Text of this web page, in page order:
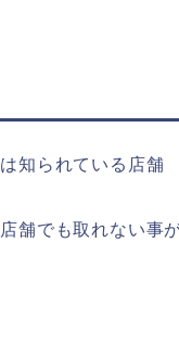
知られている店舗
舗でも取れない事